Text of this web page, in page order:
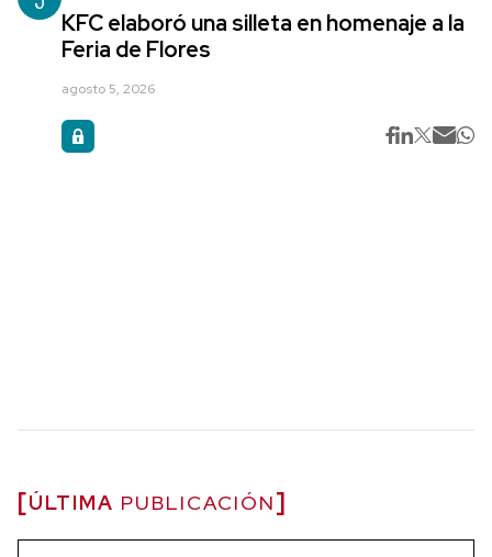
KFC elaboró una silleta en homenaje a la
Feria de Flores
agosto 5, 2026
ÚLTIMA PUBLICACIÓN